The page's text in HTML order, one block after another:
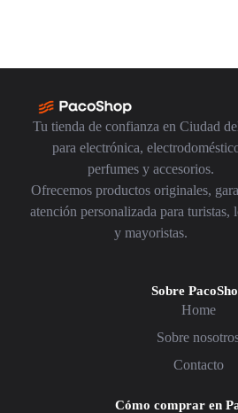
Tu tienda de confianza en Ciudad
para electrónica,
perfumes y accesorios.
Ofrecemos productos originales,
atención personalizada para turistas,
y mayoristas.
Sobre
Home
Sobre
Contacto
Cómo comprar en